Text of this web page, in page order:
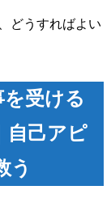
どうすればよい
受ける
自己アピ
う